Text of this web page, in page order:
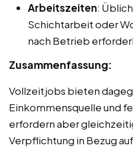
Arbeitszeiten:
Schichtarbeit oder
nach Betrieb
Zusammenfassung:
Vollzeitjobs bieten
Einkommensquelle und
erfordern aber
Verpflichtung in Bezug